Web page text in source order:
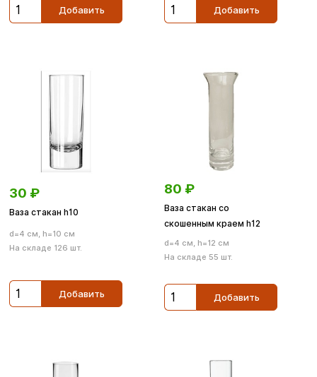
Добавить Добавить
30 ₽
Ваза стакан h10
d=4 см, h=10 см
На складе 126 шт.
Добавить
80 ₽
Ваза стакан со
скошенным краем h12
d=4 см, h=12 см
На складе 55 шт.
Добавить